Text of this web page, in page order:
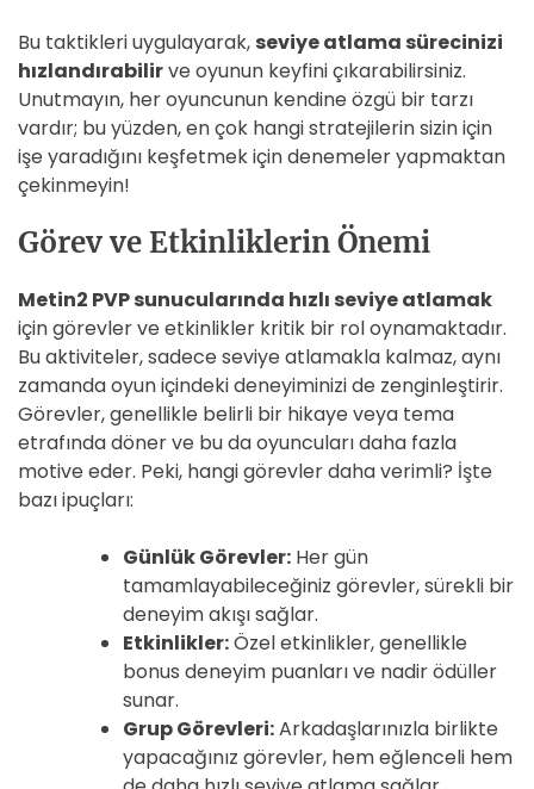
Bu taktikleri uygulayarak, seviye atlama sürecinizi
hızlandırabilirve oyunun keyfini çıkarabilirsiniz.
Unutmayın, her oyuncunun kendine özgü bir tarzı
vardır; bu yüzden, en çok hangi stratejilerin sizin için
işe yaradığını keşfetmek için denemeler yapmaktan
çekinmeyin!
Görev ve Etkinliklerin Önemi
Metin2 PVP sunucularında hızlı seviye atlamak
için görevler ve etkinlikler kritik bir rol oynamaktadır.
Bu aktiviteler, sadece seviye atlamakla kalmaz, aynı
zamanda oyun içindeki deneyiminizi de zenginleştirir.
Görevler, genellikle belirli bir hikaye veya tema
etrafında döner ve bu da oyuncuları daha fazla
motive eder. Peki, hangi görevler daha verimli? İşte
bazı ipuçları:
Günlük Görevler: Her gün
tamamlayabileceğiniz görevler, sürekli bir
deneyim akışı sağlar.
Etkinlikler:Özel etkinlikler, genellikle
bonus deneyim puanları ve nadir ödüller
sunar.
Grup Görevleri:Arkadaşlarınızla birlikte
yapacağınız görevler, hem eğlenceli hem